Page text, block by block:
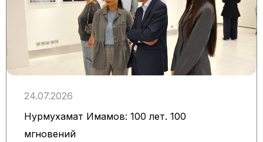
24.07.2026
Нурмухамат Имамов: 100 лет. 100
мгновений